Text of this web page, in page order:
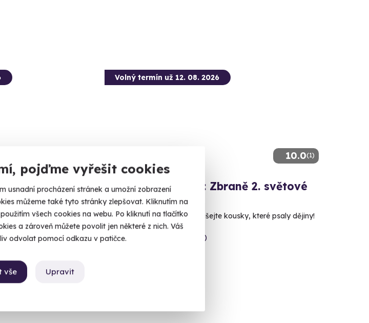
pojďme vyřešit cookies
usnadní procházení stránek a umožní zobrazení
můžeme také tyto stránky zlepšovat. Kliknutím na
všech cookies na webu. Po kliknutí na tlačítko
a zároveň můžete povolit jen některé z nich. Váš
odvolat pomocí odkazu v patičce.
Upravit
vše
jednotky -
jednotky URNA.
10.0(1)
Volný termín už 12. 08. 2026
Zážitková střelba: Zbraně 2. světové
války
14 zbraní, 35 nábojů - vyzkoušejte kousky, které psaly dějiny!
Lomnice (okres Sokolov)